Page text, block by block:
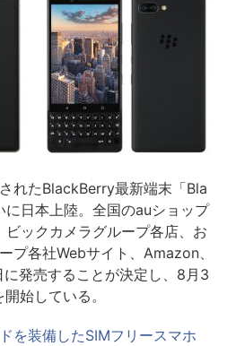
れたBlackBerry最新端末「Bla
日本上陸。全国のauショップ
ビックカメラグループ各店、お
プ各社Webサイト、Amazon、
発売することが決定し、8月3
始している。
を装備したSIMフリースマホ